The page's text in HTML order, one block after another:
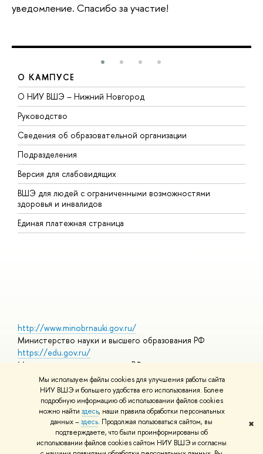
Мы используем файлы cookies для улучшения работы сайта
НИУ ВШЭ и большего удобства его использования. Более
подробную информацию об использовании файлов cookies
можно найти здесь, наши правила обработки персональных
данных –здесь. Продолжая пользоваться сайтом, вы
подтверждаете, что были проинформированы об
использовании файлов cookies сайтом НИУ ВШЭ и согласны
✖
уведомление. Спасибо за участие!
О КАМПУСЕ
О НИУ ВШЭ – Нижний Новгород
Руководство
Сведения об образовательной организации
Подразделения
Версия для слабовидящих
ВШЭ для людей с ограниченными возможностями
здоровья и инвалидов
Единая платежная страница
http://www.minobrnauki.gov.ru/
Министерство науки и высшего образования РФ
https://edu.gov.ru/
Министерство просвещения РФ
https://elearning.hse.ru/mooc
Массовые открытые онлайн-курсы
© НИУ ВШЭ 1993–2026 Адреса и контактыУсловия
использования материалов Политика конфиденциальности